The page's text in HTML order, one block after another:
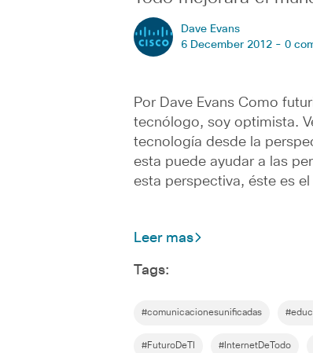
Dave Evans
6 December 2012 - 0
Por Dave Evans Como
tecnólogo, soy optimista.
tecnología desde la
esta puede ayudar a las
esta perspectiva, éste es
Leer mas
Tags:
#comunicacionesunificadas
#FuturoDeTI #InternetDeTodo